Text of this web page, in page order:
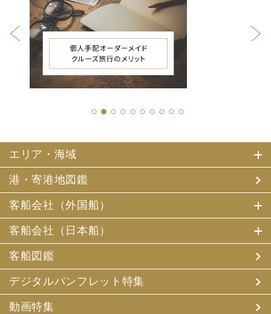
1 2 3 4 5 6 7 8 9 10
エリア・海域
港・寄港地図鑑
客船会社（外国船）
客船会社（日本船）
客船図鑑
デジタルパンフレット特集
動画特集